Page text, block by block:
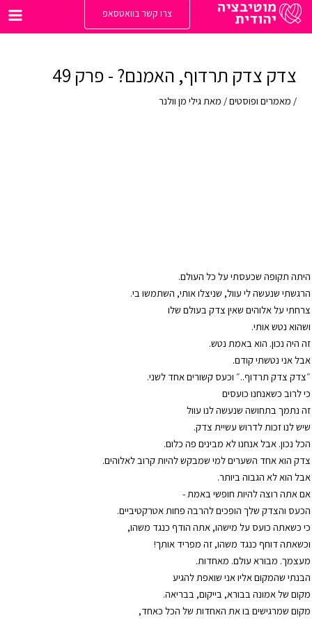
לתוכן
צרו קשר בוואטסאפ
צדק צדק תרדוף, האמנם? - פרק 49
/ מאמרים ופוסטים/ מאתגילי מן וולנר
היתה תקופה שכעסתי על כל העולם.
הרגשתי שנעשה לי עוול, שניצלו אותי, השתמשו בי.
צרחתי על אלוהים שאין צדק בעולם שלו
ושהוא נטש אותי.
זה היה נכון. הוא באמת נטש.
אבל אני נטשתי קודם.
״צדק צדק תרדוף..״ וכעס קשורים אחד לשני.
כי לרוב כשאנחנו כועסים
זה נתמך בתחושה שנעשה לנו עוול
שיש לנו זכות לדרוש עשיית צדק.
הכל נכון. אבל אנחנו לא מבינים פה כלום.
צדק הוא אחד השערים למי שמבקש להיות קרוב לאלוהים.
אבל הוא לא הגבוה ביותר.
אם אתה רוצה להיות חופשי באמת -
הכעס והצדק שלך הופכים להרבה פחות אטרקטיביים.
כי כשאתה כועס על מישהו, אתה הודף כנגד משהו,
וכשאתה דוחף כנגד משהו, זה מפריד אותך!
מעצמך. מבורא עולם. מאחדות.
הבנתי שהמקום אליו אני שואפת להגיע
מקום של אמונה בבורא, בייקום, בבריאה.
מקום שמרגישים בו את האחדות של הכל כאחד,